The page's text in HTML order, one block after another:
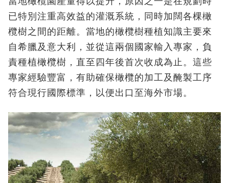
已特別注重高效益的灌溉系統，同時加闊各棵橄
欖樹之間的距離。當地的橄欖樹種植知識主要來
自希臘及意大利，並從這兩個國家輸入專家，負
責種植橄欖樹，直至四年後首次收成為止。這些
專家經驗豐富，有助確保橄欖的加工及醃製工序
符合現行國際標準，以便出口至海外市場。